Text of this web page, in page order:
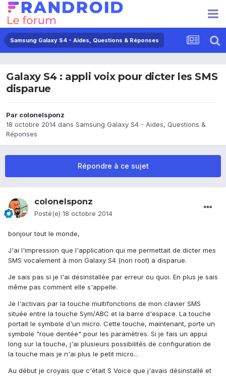
Samsung Galaxy S4 - Aides, Questions & Réponses
Galaxy S4 : appli voix pour dicter les SMS
disparue
Par colonelsponz
18 octobre 2014 dans Samsung Galaxy S4 - Aides, Questions &
Réponses
Répondre à ce sujet
colonelsponz
Posté(e) 18 octobre 2014
bonjour tout le monde,
J'ai l'impression que l'application qui me permettait de dicter mes
SMS vocalement à mon Galaxy S4 (non root) a disparue.
Je sais pas si je l'ai désinstallée par erreur ou quoi. En plus je sais
même pas comment elle s'appelle.
Je l'activais par la touche multifonctions de mon clavier SMS
située entre la touche Sym/ABC et la barre d'espace. La touche
portait le symbole d'un micro. Cette touche, maintenant, porte un
symbole "roue dentée" pour les paramètres. Si je fais un appui
long sur la touche, j'ai plusieurs possibilités de configuration de
la touche mais je n'ai plus le petit micro...
Au début je croyais que c'était S Voice que j'avais désinstallé et